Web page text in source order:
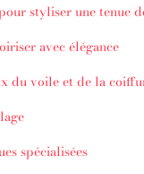
styliser une tenue
avec élégance
du voile et de la
spécialisées